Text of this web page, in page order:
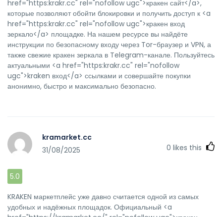
href="https:krakr.cc" rel="nofollow ugc">кракен сайт</a>,
которые позволяют обойти блокировки и получить доступ к <a
href="https:krakr.cc" rel="nofollow ugc">кракен вход
зеркало</a> площадке. На нашем ресурсе вы найдёте
инструкции по безопасному входу через Tor-браузер и VPN, а
также свежие кракен зеркала в Telegram-канале. Пользуйтесь
актуальными <a href="https:krakr.cc" rel="nofollow
ugc">kraken вход</a> ссылками и совершайте покупки
анонимно, быстро и максимально безопасно.
kramarket.cc
31/08/2025
0 likes this
5.0
KRAKEN маркетплейс уже давно считается одной из самых
удобных и надёжных площадок. Официальный <a